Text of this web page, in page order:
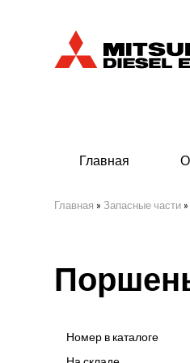
Главная
- Индустриального
Главная » Запасные части »
Номер в каталоге